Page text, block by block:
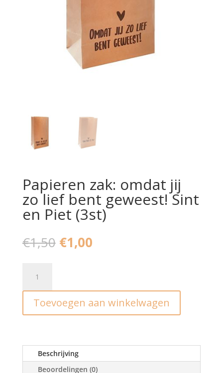
Papieren zak: omdat jij
zo lief bent geweest! Sint
en Piet (3st)
€1,50 Oorspronkelijke
prijs
€1,00Huidige
omdat
zo
geweest!
Sint
Toevoegen aan winkelwagen
Beschrijving
Beoordelingen (0)